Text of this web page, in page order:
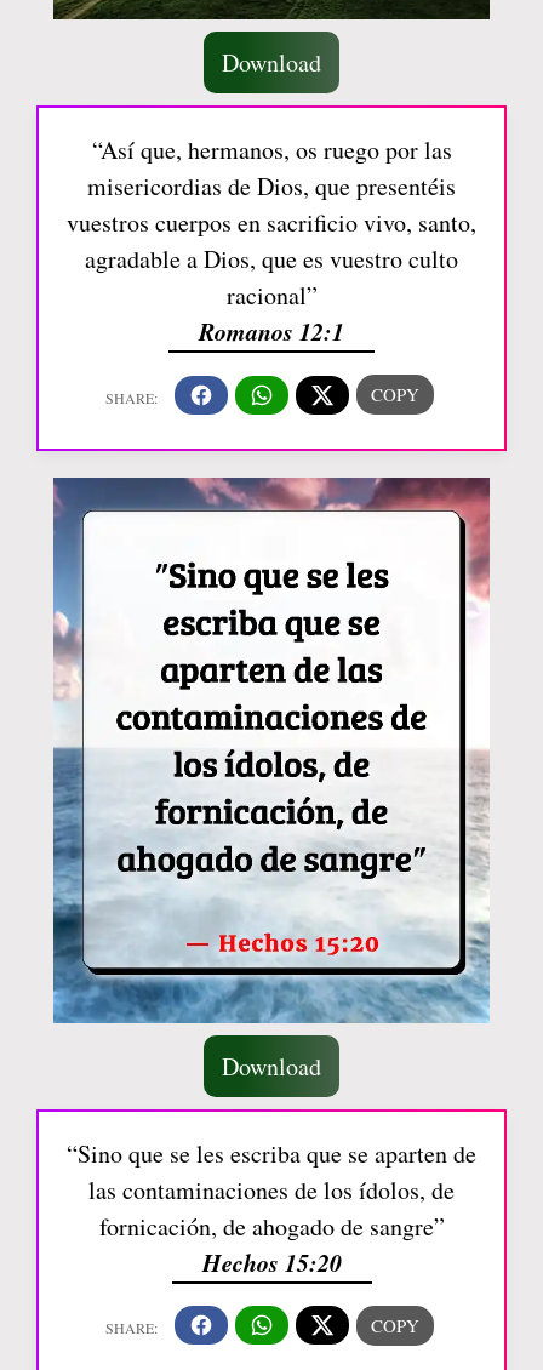
Download
“Así que, hermanos, os ruego por las
misericordias de Dios, que presentéis
vuestros cuerpos en sacrificio vivo, santo,
agradable a Dios, que es vuestro culto
racional”
Romanos 12:1
Download
“Sino que se les escriba que se aparten de
las contaminaciones de los ídolos, de
fornicación, de ahogado de sangre”
Hechos 15:20